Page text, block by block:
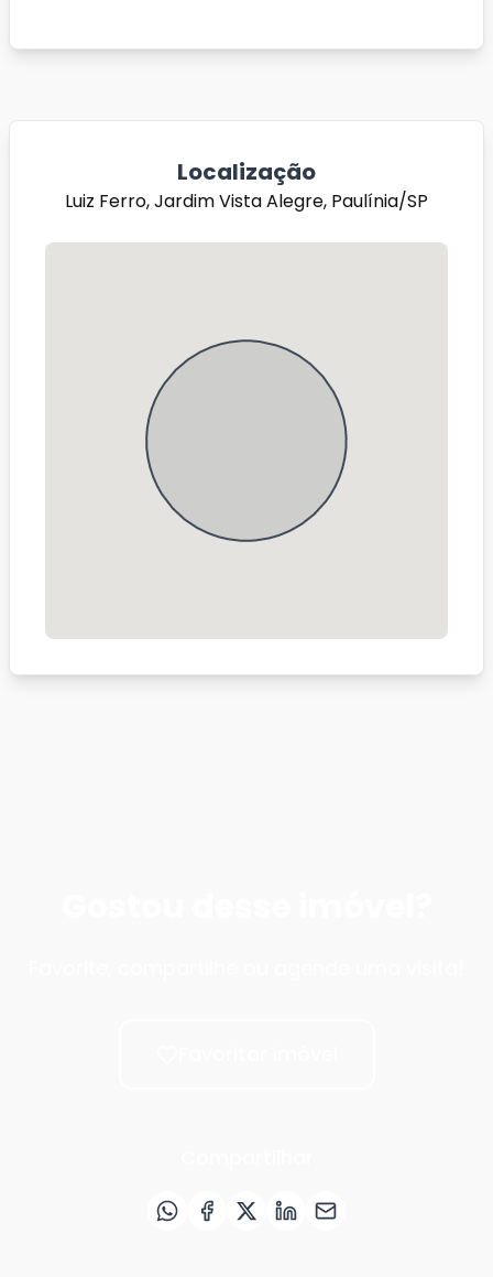
Localização
Luiz Ferro, Jardim Vista Alegre, Paulínia/SP